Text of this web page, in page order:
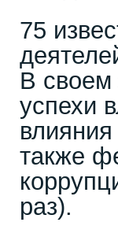
75
В своем
успехи
также
раз).